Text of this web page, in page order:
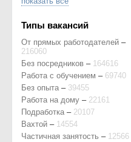
Типы вакансий
От прямых работодателей –
216060
Без посредников – 164616
Работа с обучением – 69740
Без опыта – 39455
Работа на дому – 22161
Подработка – 20107
Вахтой – 14554
Частичная занятость – 12566